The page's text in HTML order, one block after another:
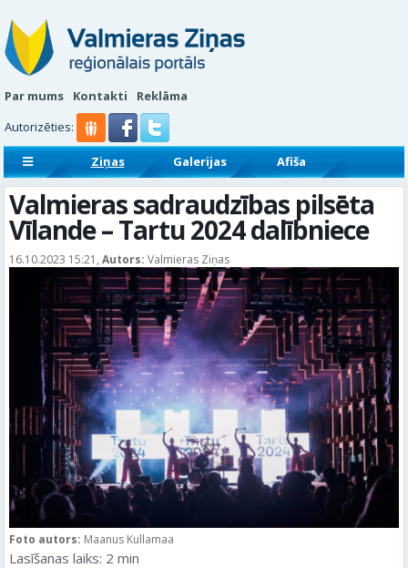
Par mums Kontakti
Reklāma
Autorizēties:
Ziņas Galerijas
Afiša
Sludinājumi
Reklāmraksti
Valmieras sadraudzības pilsēta
Vīlande – Tartu 2024 dalībniece
16.10.2023 15:21, Autors: Valmieras Ziņas
Foto autors: Maanus Kullamaa
Lasīšanas laiks: 2 min